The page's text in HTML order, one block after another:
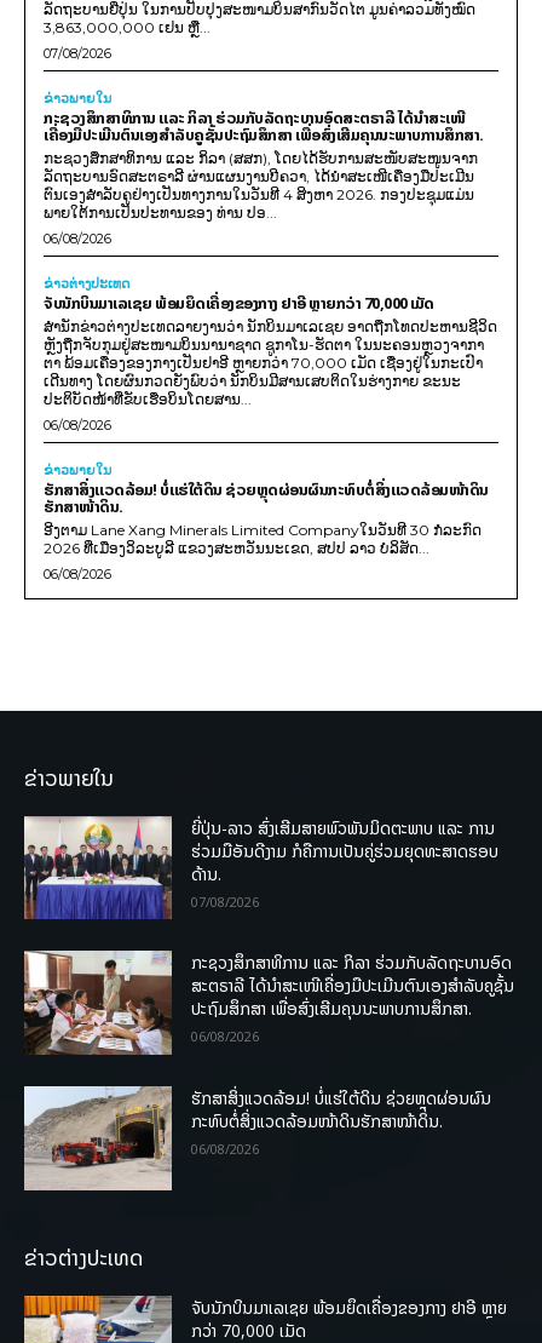
ລັດຖະບານຍີ່ປຸ່ນ ໃນການປັບປຸງສະໜາມບິນສາກົນວັດໄຕ ມູນຄ່າລວມທັງໝົດ
3,863,000,000 ເຢນ ຫຼື...
07/08/2026
ຂ່າວພາຍ​ໃນ
ກະຊວງສຶກສາທິການ ແລະ ກິລາ ຮ່ວມກັບລັດຖະບານອົດສະຕຣາລີ ໄດ້ນຳສະເໜີ
ເຄື່ອງມືປະເມີນຕົນເອງສຳລັບຄູຊັ້ນປະຖົມສຶກສາ ເພື່ອສົ່ງເສີມຄຸນນະພາບການສຶກສາ.
ກະຊວງສຶກສາທິການ ແລະ ກິລາ (ສສກ), ໂດຍໄດ້ຮັບການສະໜັບສະໜູນຈາກ
ລັດຖະບານອົດສະຕຣາລີ ຜ່ານແຜນງານບີຄວາ, ໄດ້ນຳສະເໜີເຄື່ອງມືປະເມີນ
ຕົນເອງສຳລັບຄູຢ່າງເປັນທາງການໃນວັນທີ 4 ສິງຫາ 2026. ກອງປະຊຸມແມ່ນ
ພາຍໃຕ້ການເປັນປະທານຂອງ ທ່ານ ປອ...
06/08/2026
ຂ່າວຕ່າງປະເທດ
ຈັບນັກບິນມາເລເຊຍ ພ້ອມຍຶດເຄື່ອງຂອງກາງ ຢາອີ ຫຼາຍກວ່າ 70,000 ເມັດ
ສຳນັກຂ່າວຕ່າງປະເທດລາຍງານວ່າ ນັກບິນມາເລເຊຍ ອາດຖືກໂທດປະຫານຊີວິດ
ຫຼັງຖືກຈັບກຸມຢູ່ສະໜາມບິນນານາຊາດ ຊູກາໂນ-ຮັດຕາ ໃນນະຄອນຫຼວງຈາກາ
ຕາ ພ້ອມເຄື່ອງຂອງກາງເປັນຢາອີ ຫຼາຍກວ່າ 70,000 ເມັດ ເຊື່ອງຢູ່ໃນກະເປົາ
ເດີນທາງ ໂດຍຜົນກວດຍັງພົບວ່າ ນັກບິນມີສານເສບຕິດໃນຮ່າງກາຍ ຂະນະ
ປະຕິບັດໜ້າທີ່ຂັບເຮືອບິນໂດຍສານ...
06/08/2026
ຂ່າວພາຍ​ໃນ
ຮັກສາສິ່ງແວດລ້ອມ! ບໍ່ແຮ່ໃຕ້ດິນ ຊ່ວຍຫຼຸດຜ່ອນຜົນກະທົບຕໍ່ສິ່ງແວດລ້ອມໜ້າດິນ
ຮັກສາໜ້າດິນ.
ອີງຕາມ Lane Xang Minerals Limited Companyໃນວັນທີ 30 ກໍລະກົດ
2026 ທີ່ເມືອງວິລະບູລີ ແຂວງສະຫວັນນະເຂດ, ສປປ ລາວ ບໍລິສັດ...
06/08/2026
ຂ່າວພາຍໃນ
ຍີ່ປຸ່ນ-ລາວ ສົ່ງເສີມສາຍພົວພັນມິດຕະພາບ ແລະ ການ
ຮ່ວມມືອັນດີງາມ ກໍຄືການເປັນຄູ່ຮ່ວມຍຸດທະສາດຮອບ
ດ້ານ.
07/08/2026
ກະຊວງສຶກສາທິການ ແລະ ກິລາ ຮ່ວມກັບລັດຖະບານອົດ
ສະຕຣາລີ ໄດ້ນຳສະເໜີເຄື່ອງມືປະເມີນຕົນເອງສຳລັບຄູຊັ້ນ
ປະຖົມສຶກສາ ເພື່ອສົ່ງເສີມຄຸນນະພາບການສຶກສາ.
06/08/2026
ຮັກສາສິ່ງແວດລ້ອມ! ບໍ່ແຮ່ໃຕ້ດິນ ຊ່ວຍຫຼຸດຜ່ອນຜົນ
ກະທົບຕໍ່ສິ່ງແວດລ້ອມໜ້າດິນຮັກສາໜ້າດິນ.
06/08/2026
ຂ່າວຕ່າງປະເທດ
ຈັບນັກບິນມາເລເຊຍ ພ້ອມຍຶດເຄື່ອງຂອງກາງ ຢາອີ ຫຼາຍ
ກວ່າ 70,000 ເມັດ